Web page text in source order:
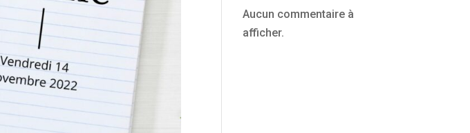
Aucun commentaire à
afficher.